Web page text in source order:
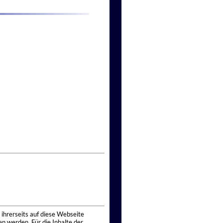
auf diese Webseite